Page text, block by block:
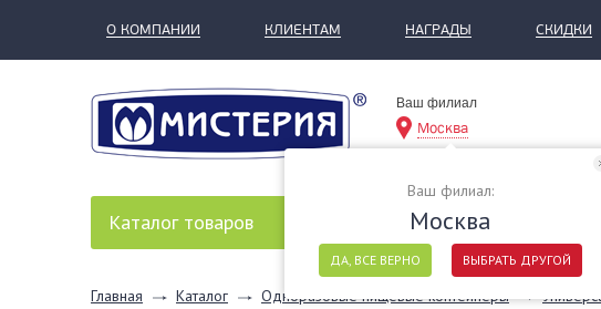
О КОМПАНИИ КЛИЕНТАМ НАГРАДЫ СКИДКИ
Ваш филиал
Москва
Ваш филиал:
Москва
ДА, ВСЕ ВЕРНО ВЫБРАТЬ ДРУГОЙ
Каталог товаров
Главная Каталог Одноразовые пищевые контейнеры